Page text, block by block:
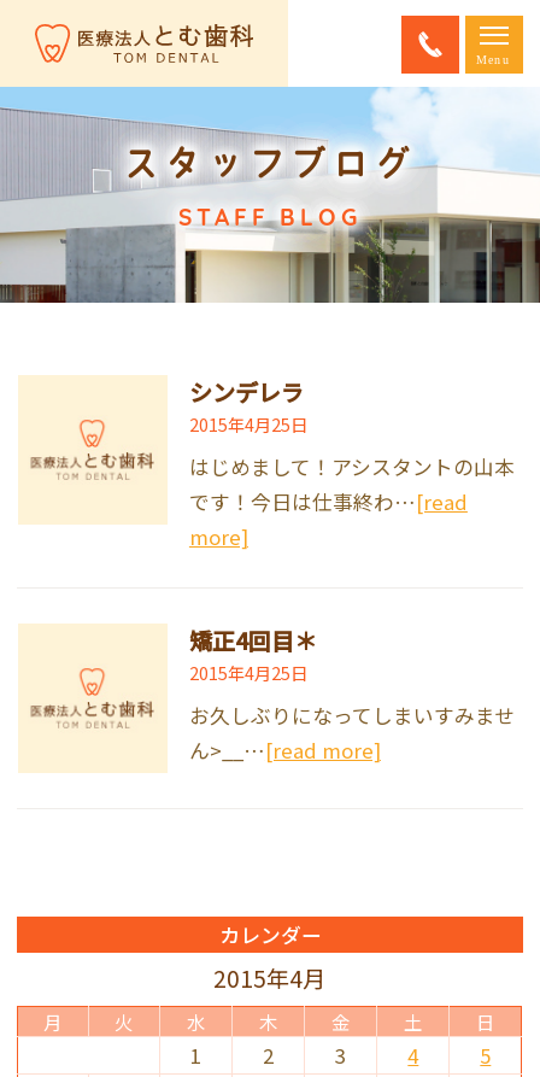
スタッフブログ
STAFF BLOG
シンデレラ
2015年4月25日
はじめまして！アシスタントの山本
です！今日は仕事終わ…[read
more]
矯正4回目＊
2015年4月25日
お久しぶりになってしまいすみませ
ん>__…[read more]
カレンダー
2015年4月
月 火 水 木 金 土 日
1 2 3 4
5